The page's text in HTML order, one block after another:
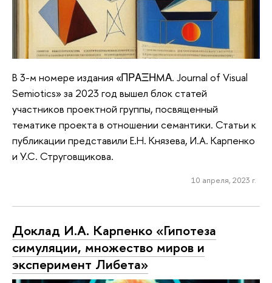
В 3-м номере издания «ΠΡΑΞΗMΑ. Journal of Visual
Semiotics» за 2023 год вышел блок статей
участников проектной группы, посвященный
тематике проекта в отношении семантики. Статьи к
публикации представили Е.Н. Князева, И.А. Карпенко
и У.С. Струговщикова.
10 апреля, 2023 г.
Доклад И.А. Карпенко «Гипотеза
симуляции, множество миров и
эксперимент Либета»